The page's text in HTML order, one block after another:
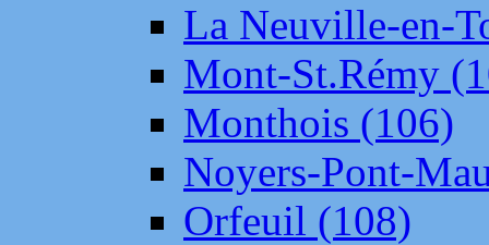
La Neuville-en-
Mont-St.Rémy
Monthois (106)
Noyers-Pont-
Orfeuil (108)